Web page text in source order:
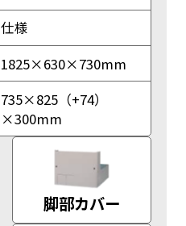
仕様
1825×630×730mm
735×825（+74）
×300mm
脚部カバー